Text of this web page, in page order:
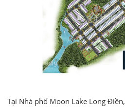
Tại Nhà phố Moon Lake Long